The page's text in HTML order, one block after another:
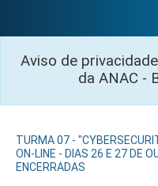
Aviso de
da ANAC -
TURMA 07 -
ON-LINE - DIAS 26 E 27 DE
ENCERRADAS